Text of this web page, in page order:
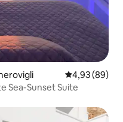
Povprečna
4,93 (89)
Sea-Sunset Suite